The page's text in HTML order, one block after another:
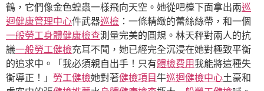
鶴，它們像金色蝗蟲一樣飛向天空。她從吧檯下面拿出兩巡
迴健康管理中心件武器巡檢 ：一條精緻的蕾絲絲帶，和一個
一般勞工身體健康檢查測量完美的圓規。林天秤對兩人的抗
議一般勞工健檢充耳不聞，她已經完全沉浸在她對極致平衡
的追求中。「我必須親自出手！只有體檢費用我能將這種失
衡導正！」 勞工健檢她對著健檢項目牛巡迴健檢中心土豪和